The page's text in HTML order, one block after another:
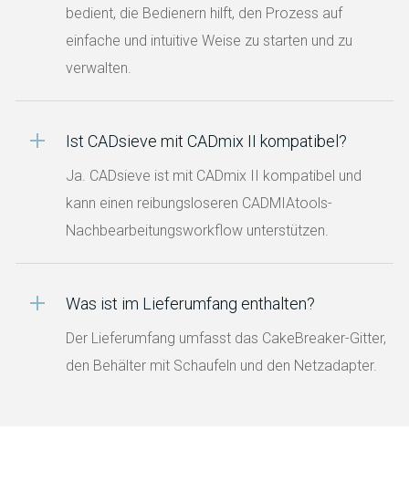
bedient, die Bedienern hilft, den Prozess auf
einfache und intuitive Weise zu starten und zu
verwalten.
Ist CADsieve mit CADmix II kompatibel?
Ja. CADsieve ist mit CADmix II kompatibel und
kann einen reibungsloseren CADMIAtools-
Nachbearbeitungsworkflow unterstützen.
Was ist im Lieferumfang enthalten?
Der Lieferumfang umfasst das CakeBreaker-Gitter,
den Behälter mit Schaufeln und den Netzadapter.